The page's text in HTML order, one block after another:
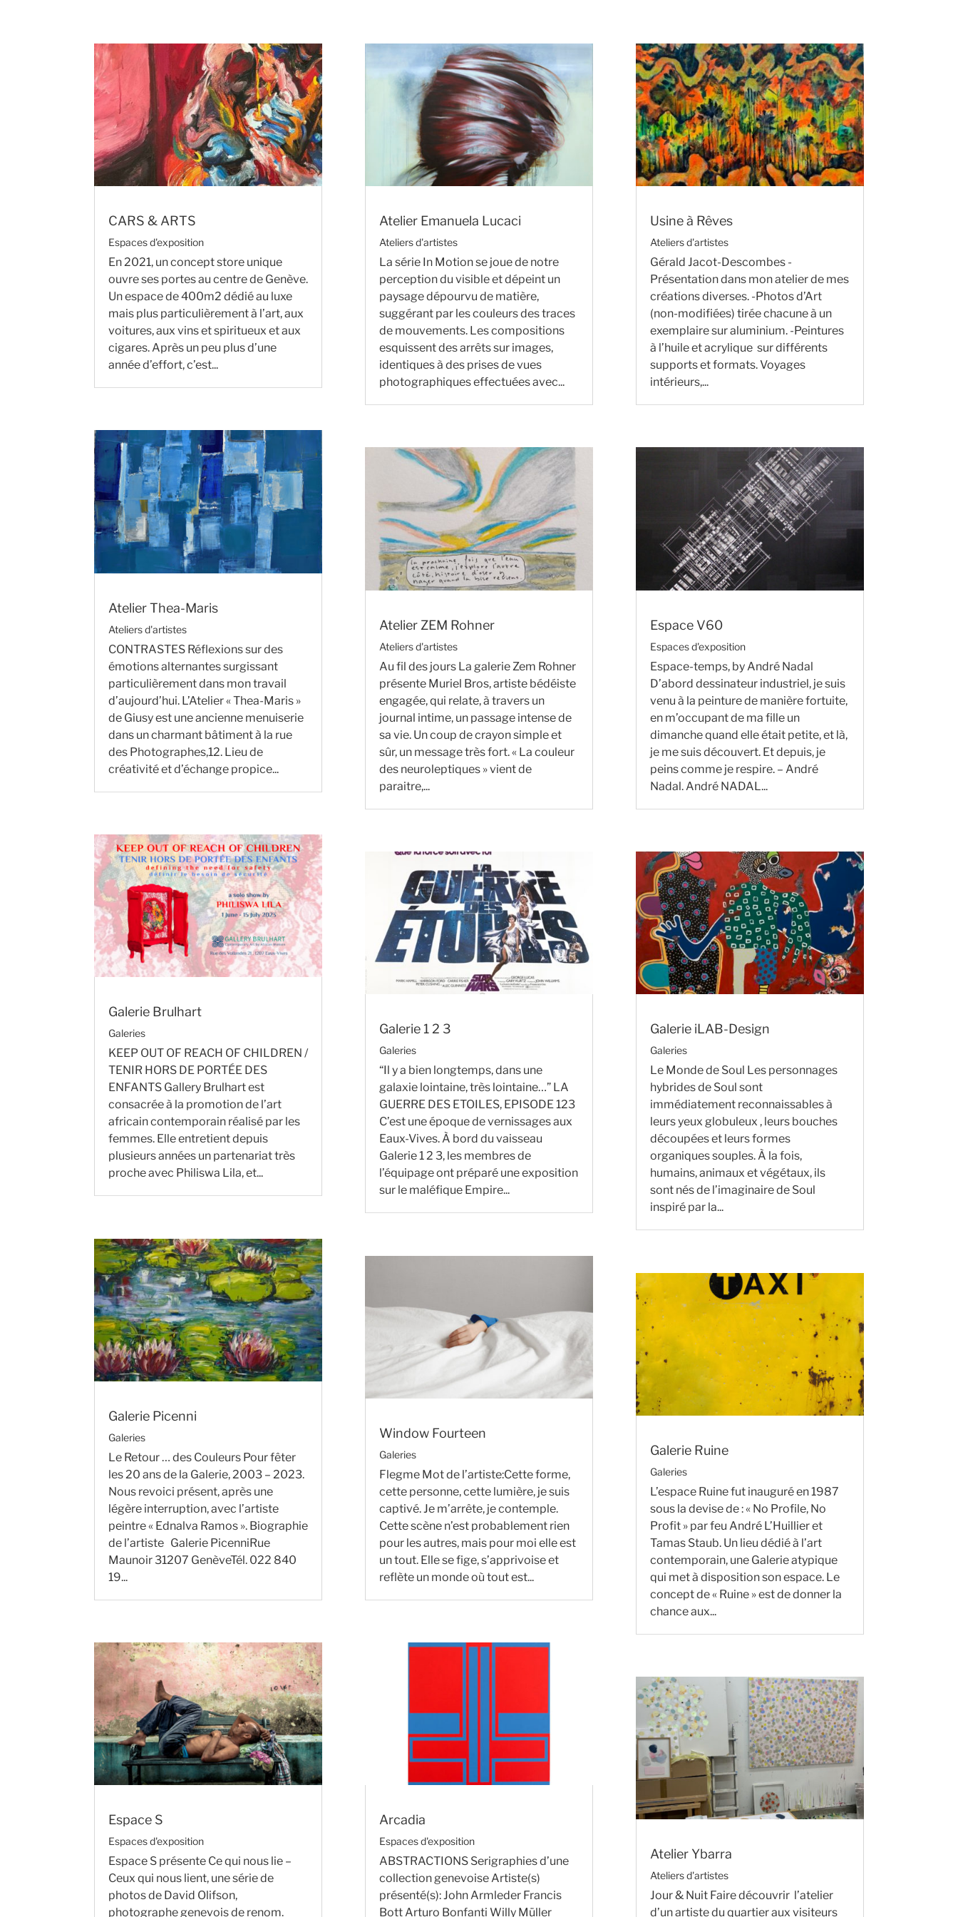
CARS & ARTS
Espaces d'exposition
En 2021, un concept store unique
ouvre ses portes au centre de Genève.
Un espace de 400m2 dédié au luxe
mais plus particulièrement à l’art, aux
voitures, aux vins et spiritueux et aux
cigares. Après un peu plus d’une
année d’effort, c’est...
Atelier Thea-Maris
Ateliers d'artistes
CONTRASTES Réflexions sur des
émotions alternantes surgissant
particulièrement dans mon travail
d’aujourd’hui. L’Atelier « Thea-Maris »
de Giusy est une ancienne menuiserie
dans un charmant bâtiment à la rue
des Photographes,12. Lieu de
créativité et d’échange propice...
Galerie Brulhart
Galeries
KEEP OUT OF REACH OF CHILDREN /
TENIR HORS DE PORTÉE DES
ENFANTS Gallery Brulhart est
consacrée à la promotion de l’art
africain contemporain réalisé par les
femmes. Elle entretient depuis
plusieurs années un partenariat très
proche avec Philiswa Lila, et...
Galerie Picenni
Galeries
Le Retour … des Couleurs Pour fêter
les 20 ans de la Galerie, 2003 – 2023.
Nous revoici présent, après une
légère interruption, avec l’artiste
peintre « Ednalva Ramos ». Biographie
de l’artiste Galerie PicenniRue
Maunoir 31207 GenèveTél. 022 840
19...
Espace S
Espaces d'exposition
Espace S présente Ce qui nous lie –
Ceux qui nous lient, une série de
photos de David Olifson,
photographe genevois de renom.
Atelier Emanuela Lucaci
Ateliers d'artistes
La série In Motion se joue de notre
perception du visible et dépeint un
paysage dépourvu de matière,
suggérant par les couleurs des traces
de mouvements. Les compositions
esquissent des arrêts sur images,
identiques à des prises de vues
photographiques effectuées avec...
Atelier ZEM Rohner
Ateliers d'artistes
Au fil des jours La galerie Zem Rohner
présente Muriel Bros, artiste bédéiste
engagée, qui relate, à travers un
journal intime, un passage intense de
sa vie. Un coup de crayon simple et
sûr, un message très fort. « La couleur
des neuroleptiques » vient de
paraitre,...
Galerie 1 2 3
Galeries
“Il y a bien longtemps, dans une
galaxie lointaine, très lointaine…” LA
GUERRE DES ETOILES, EPISODE 123
C’est une époque de vernissages aux
Eaux-Vives. À bord du vaisseau
Galerie 1 2 3, les membres de
l’équipage ont préparé une exposition
sur le maléfique Empire...
Window Fourteen
Galeries
Flegme Mot de l’artiste:Cette forme,
cette personne, cette lumière, je suis
captivé. Je m’arrête, je contemple.
Cette scène n’est probablement rien
pour les autres, mais pour moi elle est
un tout. Elle se fige, s’apprivoise et
reflète un monde où tout est...
Arcadia
Espaces d'exposition
ABSTRACTIONS Serigraphies d’une
collection genevoise Artiste(s)
présenté(s): John Armleder Francis
Bott Arturo Bonfanti Willy Müller
Usine à Rêves
Ateliers d'artistes
Gérald Jacot-Descombes -
Présentation dans mon atelier de mes
créations diverses. -Photos d’Art
(non-modifiées) tirée chacune à un
exemplaire sur aluminium. -Peintures
à l’huile et acrylique sur différents
supports et formats. Voyages
intérieurs,...
Espace V60
Espaces d'exposition
Espace-temps, by André Nadal
D’abord dessinateur industriel, je suis
venu à la peinture de manière fortuite,
en m’occupant de ma fille un
dimanche quand elle était petite, et là,
je me suis découvert. Et depuis, je
peins comme je respire. – André
Nadal. André NADAL...
Galerie iLAB-Design
Galeries
Le Monde de Soul Les personnages
hybrides de Soul sont
immédiatement reconnaissables à
leurs yeux globuleux , leurs bouches
découpées et leurs formes
organiques souples. À la fois,
humains, animaux et végétaux, ils
sont nés de l’imaginaire de Soul
inspiré par la...
Galerie Ruine
Galeries
L’espace Ruine fut inauguré en 1987
sous la devise de : « No Profile, No
Profit » par feu André L’Huillier et
Tamas Staub. Un lieu dédié à l’art
contemporain, une Galerie atypique
qui met à disposition son espace. Le
concept de « Ruine » est de donner la
chance aux...
Atelier Ybarra
Ateliers d'artistes
Jour & Nuit Faire découvrir l’atelier
d’un artiste du quartier aux visiteurs